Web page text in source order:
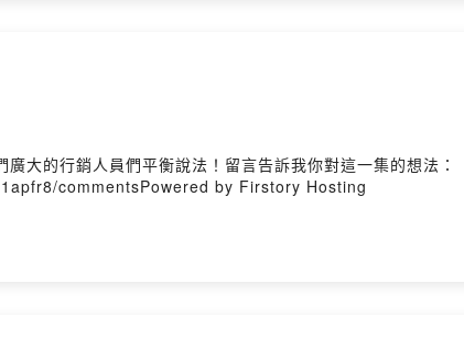
大的行銷人員們平衡說法！留言告訴我你對這一集的想法：
commentsPowered by Firstory Hosting